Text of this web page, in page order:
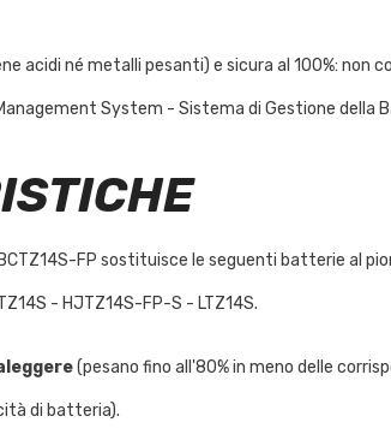
acidi né metalli pesanti) e sicura al 100%: non
System - Sistema di Gestione della
FP sostituisce le seguenti batterie al
- HJTZ14S-FP-S - LTZ14S.
(pesano fino all'80% in meno delle
di batteria).